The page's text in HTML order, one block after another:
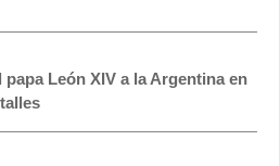
León XIV a la Argentina en